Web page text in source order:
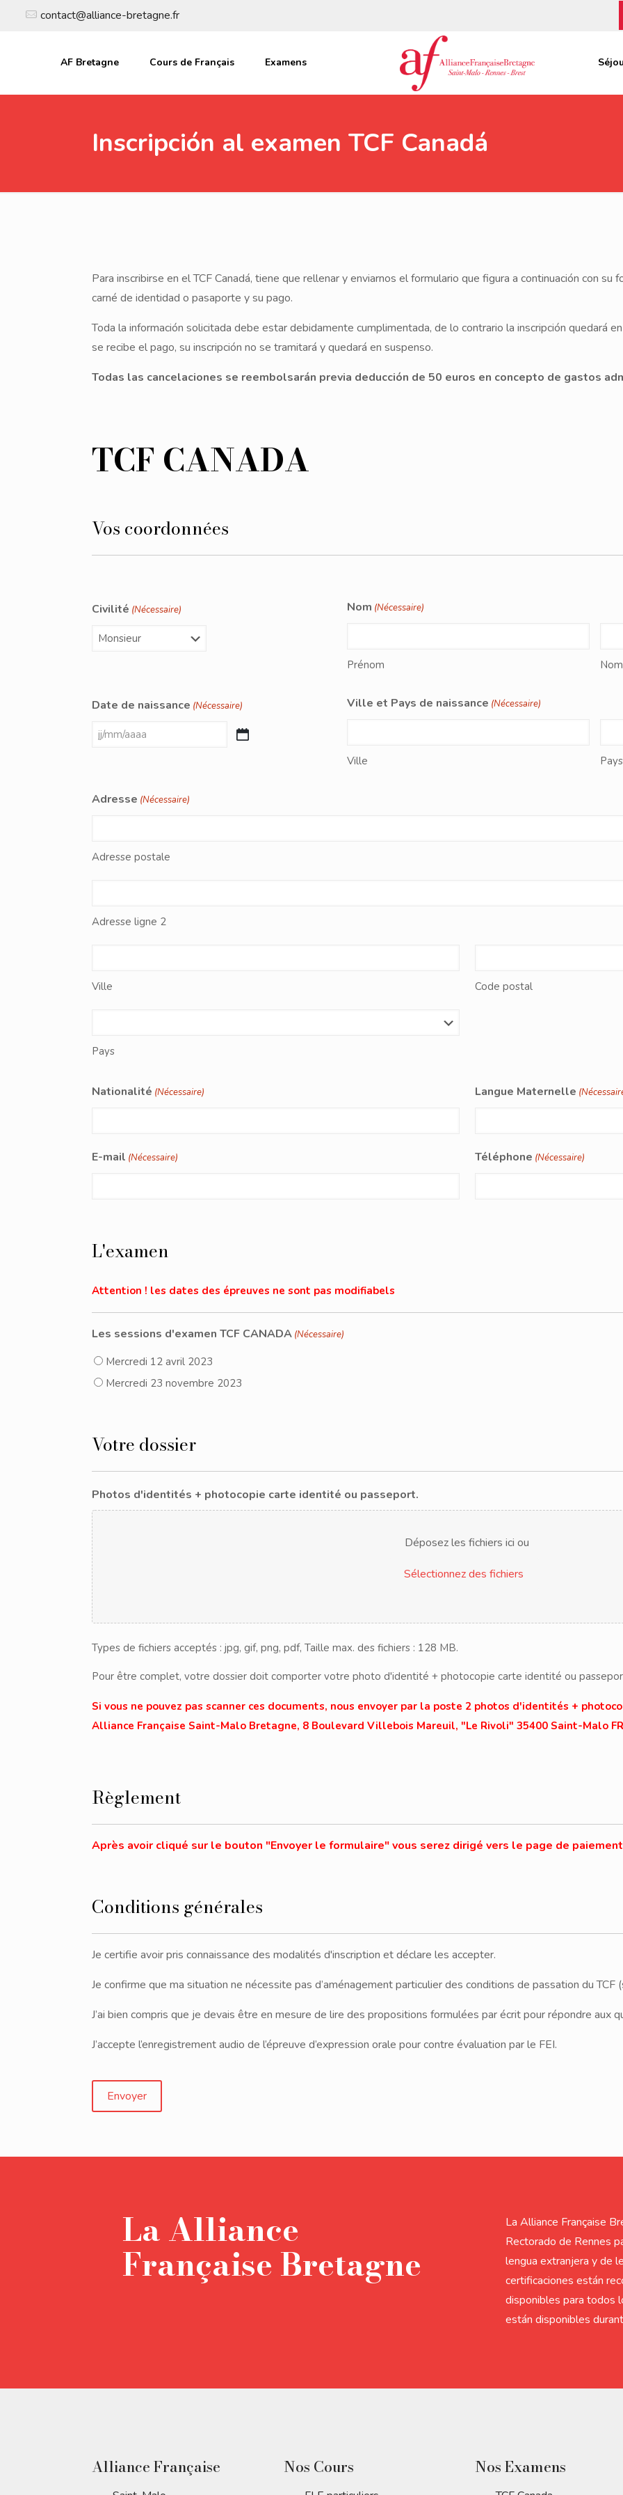
contact@alliance-bretagne.fr
AF Bretagne Cours de Français Examens
Inscripción al examen TCF Canadá
Para inscribirse en el TCF Canadá, tiene que rellenar y enviarnos el formulario que figura a continuación con
carné de identidad o pasaporte y su pago.
Toda la información solicitada debe estar debidamente cumplimentada, de lo contrario la inscripción quedará
se recibe el pago, su inscripción no se tramitará y quedará en suspenso.
Todas las cancelaciones se reembolsarán previa deducción de 50 euros en concepto de gastos
TCF CANADA
Vos coordonnées
Civilité (Nécessaire) Nom (Nécessaire)
Prénom Nom
Date de naissance (Nécessaire)
JJ
slash
Ville et Pays de naissance (Nécessaire)
Ville Pays
Adresse (Nécessaire)
Adresse postale
Adresse ligne 2
Ville Code postal
Pays
Nationalité (Nécessaire) Langue Maternelle
E-mail (Nécessaire) Téléphone (Nécessaire)
L'examen
Attention ! les dates des épreuves ne sont pas modifiabels
Les sessions d'examen TCF CANADA (Nécessaire)
Mercredi 12 avril 2023
Mercredi 23 novembre 2023
Votre dossier
Photos d'identités + photocopie carte identité ou passeport.
Déposez les fichiers ici ou
Sélectionnez des fichiers
Types de fichiers acceptés : jpg, gif, png, pdf, Taille max. des fichiers : 128 MB.
Pour être complet, votre dossier doit comporter votre photo d'identité + photocopie carte identité ou
Si vous ne pouvez pas scanner ces documents, nous envoyer par la poste 2 photos d'identités +
Alliance Française Saint-Malo Bretagne, 8 Boulevard Villebois Mareuil, "Le Rivoli" 35400 Saint-Malo
Règlement
Après avoir cliqué sur le bouton "Envoyer le formulaire" vous serez dirigé vers le page de
Conditions générales
Je certifie avoir pris connaissance des modalités d'inscription et déclare les accepter.
Je confirme que ma situation ne nécessite pas d’aménagement particulier des conditions de passation du TCF
J’ai bien compris que je devais être en mesure de lire des propositions formulées par écrit pour répondre aux
J’accepte l’enregistrement audio de l’épreuve d’expression orale pour contre évaluation par le FEI.
La Alliance
Française Bretagne
La Alliance Française
Rectorado de Rennes
lengua extranjera y de
certificaciones están
disponibles para todos
están disponibles
Alliance Française Nos Cours Nos Examens